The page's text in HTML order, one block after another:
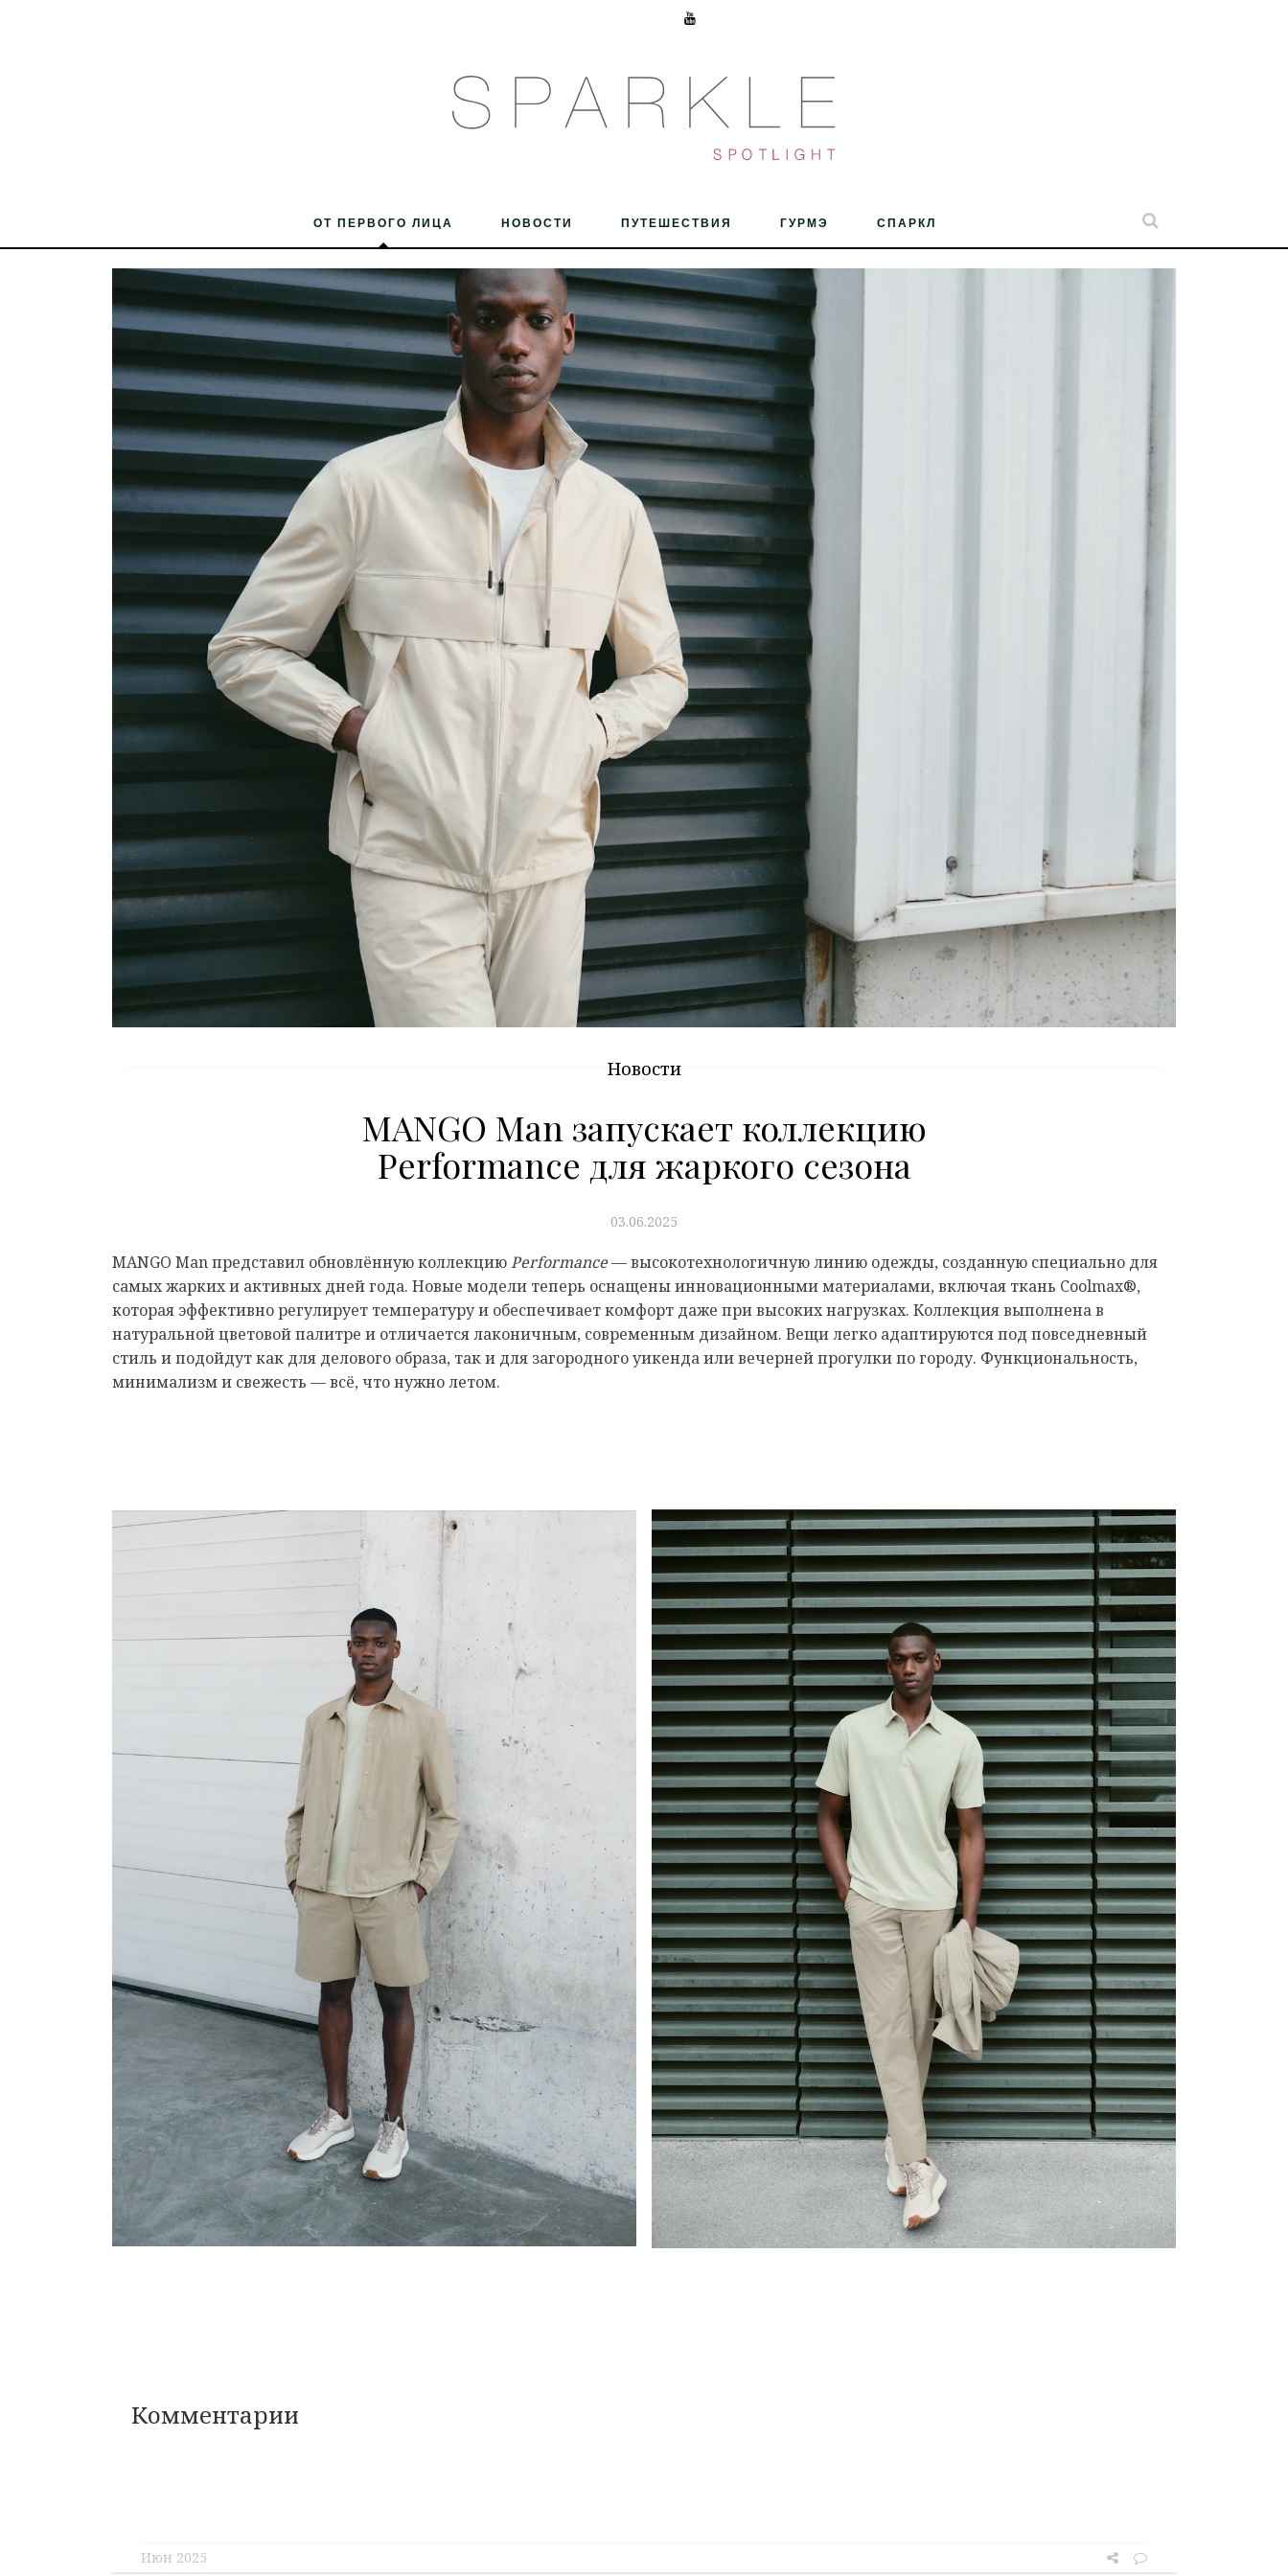
ОТ ПЕРВОГО ЛИЦА НОВОСТИ ПУТЕШЕСТВИЯ ГУРМЭ СПАРКЛ
Новости
MANGO Man запускает коллекцию
Performance для жаркого сезона
03.06.2025
MANGO Man представил обновлённую коллекциюPerformance— высокотехнологичную линию одежды, созданную специально для
самых жарких и активных дней года. Новые модели теперь оснащены инновационными материалами, включая ткань Coolmax®,
которая эффективно регулирует температуру и обеспечивает комфорт даже при высоких нагрузках. Коллекция выполнена в
натуральной цветовой палитре и отличается лаконичным, современным дизайном. Вещи легко адаптируются под повседневный
стиль и подойдут как для делового образа, так и для загородного уикенда или вечерней прогулки по городу. Функциональность,
минимализм и свежесть — всё, что нужно летом.
Комментарии
Июн 2025